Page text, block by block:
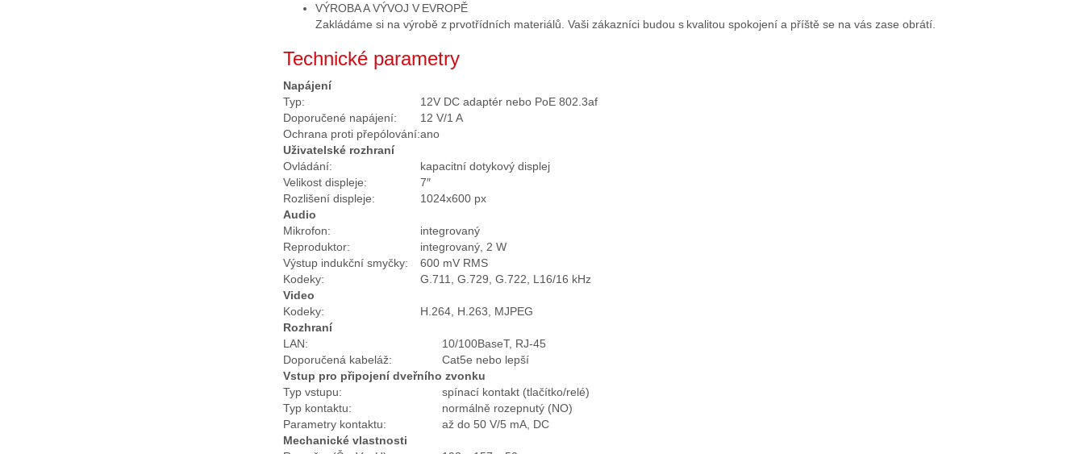
VÝROBA A VÝVOJ V EVROPĚ
Zakládáme si na výrobě z prvotřídních materiálů. Vaši zákazníci budou s kvalitou spokojení a příště se na vás zase obrátí.
Technické parametry
Napájení
Typ:
12V DC adaptér nebo PoE 802.3af
Doporučené napájení:
12 V/1 A
Ochrana proti přepólování:ano
Uživatelské rozhraní
Ovládání:
kapacitní dotykový displej
Velikost displeje:
7″
Rozlišení displeje:
1024x600 px
Audio
Mikrofon:
integrovaný
Reproduktor:
integrovaný, 2 W
Výstup indukční smyčky:
600 mV RMS
Kodeky:
G.711, G.729, G.722, L16/16 kHz
Video
Kodeky:
H.264, H.263, MJPEG
Rozhraní
LAN:
10/100BaseT, RJ-45
Doporučená kabeláž:
Cat5e nebo lepší
Vstup pro připojení dveřního zvonku
Typ vstupu:
spínací kontakt (tlačítko/relé)
Typ kontaktu:
normálně rozepnutý (NO)
Parametry kontaktu:
až do 50 V/5 mA, DC
Mechanické vlastnosti